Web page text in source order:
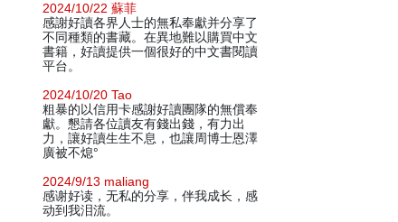
2024/10/22 蘇菲
感謝好讀各界人士的無私奉獻并分享了
不同種類的書藏。在異地難以購買中文
書籍，好讀提供一個很好的中文書閱讀
平台。
2024/10/20 Tao
粗暴的以信用卡感謝好讀團隊的無償奉
獻。懇請各位讀友有錢出錢，有力出
力，讓好讀生生不息，也讓周博士恩澤
廣被不熄°
2024/9/13 maliang
感谢好读，无私的分享，伴我成长，感
动到我泪流。